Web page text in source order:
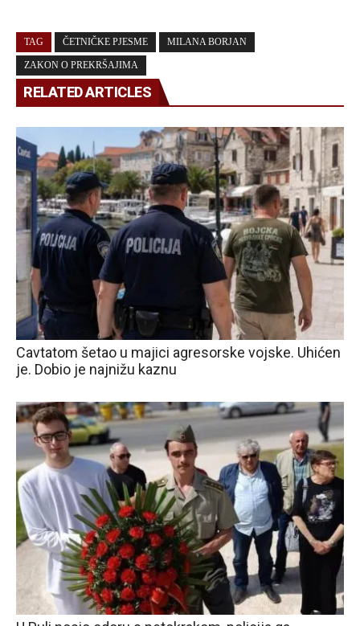
TAG ČETNIČKE PJESME MILANA BORJAN
ZAKON O PREKRŠAJIMA
RELATED ARTICLES
Cavtatom šetao u majici agresorske vojske. Uhićen
je. Dobio je najnižu kaznu